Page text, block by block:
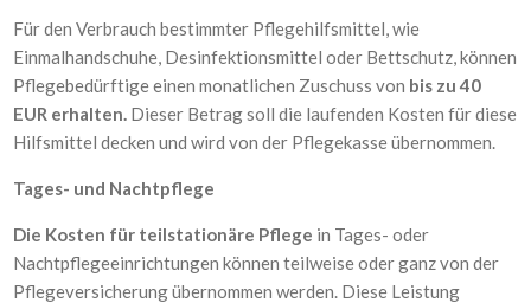
Für den Verbrauch bestimmter Pflegehilfsmittel, wie
Einmalhandschuhe, Desinfektionsmittel oder Bettschutz, können
Pflegebedürftige einen monatlichen Zuschuss von bis zu 40
EUR erhalten. Dieser Betrag soll die laufenden Kosten für diese
Hilfsmittel decken und wird von der Pflegekasse übernommen.
Tages- und Nachtpflege
Die Kosten für teilstationäre Pflege in Tages- oder
Nachtpflegeeinrichtungen können teilweise oder ganz von der
Pflegeversicherung übernommen werden. Diese Leistung